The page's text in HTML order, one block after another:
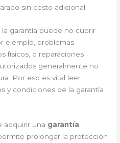
sin costo adicional.
garantía puede no cubrir
ejemplo, problemas
físicos, o reparaciones
generalmente no
Por eso es vital leer
y condiciones de la garantía
adquirir una garantía
prolongar la protección